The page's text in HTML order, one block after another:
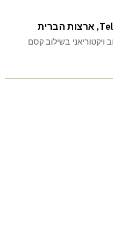
ויקטוריאני בשילוב קסם